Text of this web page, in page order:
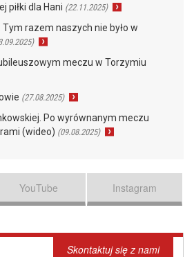
piłki dla Hani (22.11.2025)
Tym razem naszych nie było w
meczu w Torzymiu
(27.08.2025)
Po wyrównanym meczu
(wideo) (09.08.2025)
YouTube Instagram
Skontaktuj się z nami